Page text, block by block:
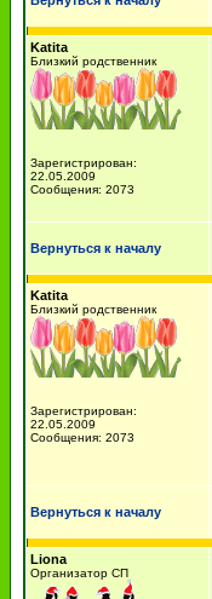
Katita
Близкий родственник
Зарегистрирован:
22.05.2009
Сообщения: 2073
Вернуться к началу
Katita
Близкий родственник
Зарегистрирован:
22.05.2009
Сообщения: 2073
Вернуться к началу
Liona
Организатор СП